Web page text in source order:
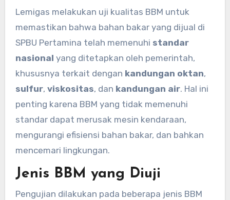
Lemigas melakukan uji kualitas BBM untuk
memastikan bahwa bahan bakar yang dijual di
SPBU Pertamina telah memenuhi standar
nasional yang ditetapkan oleh pemerintah,
khususnya terkait dengan kandungan oktan,
sulfur, viskositas, dan kandungan air. Hal ini
penting karena BBM yang tidak memenuhi
standar dapat merusak mesin kendaraan,
mengurangi efisiensi bahan bakar, dan bahkan
mencemari lingkungan.
Jenis BBM yang Diuji
Pengujian dilakukan pada beberapa jenis BBM